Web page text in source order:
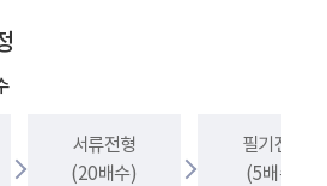
서류전형
(20배수)
필기전형
(5배수)